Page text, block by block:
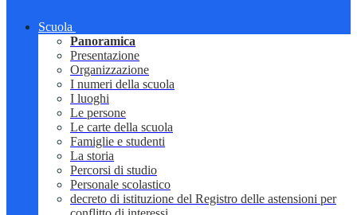
Scuola
Panoramica
Presentazione
Organizzazione
I numeri della scuola
I luoghi
Le persone
Le carte della scuola
Famiglie e studenti
La storia
Percorsi di studio
Personale scolastico
decreto di istituzione del Registro delle astensioni per